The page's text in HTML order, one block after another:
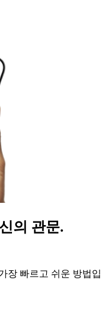
의 관문.
장 빠르고 쉬운 방법입